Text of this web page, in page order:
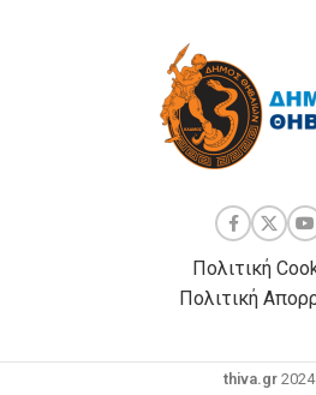
Πολιτική
Πολιτική
thiva.gr 2024